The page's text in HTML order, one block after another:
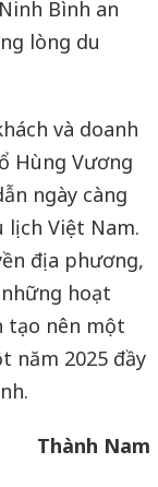
Bình an
lòng du
và doanh
Hùng Vương
ngày càng
lịch Việt Nam.
địa phương,
hoạt
tạo nên một
năm 2025 đầy
Thành Nam